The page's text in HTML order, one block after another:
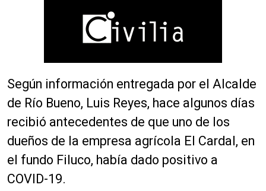
Según información entregada por el Alcalde
de Río Bueno, Luis Reyes, hace algunos días
recibió antecedentes de que uno de los
dueños de la empresa agrícola El Cardal, en
el fundo Filuco, había dado positivo a
COVID-19.